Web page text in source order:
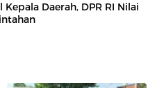
Daerah, DPR RI Nilai